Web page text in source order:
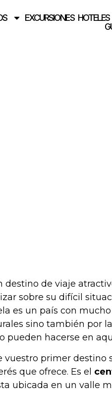
EXCURSIONES HOTELES
destino de viaje
sobre su difícil
es un país con mucho
sino también por
pueden hacerse en
primer destino
que ofrece. Es el
ubicada en un valle